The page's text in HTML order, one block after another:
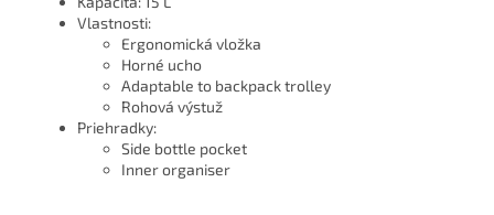
Vlastnosti:
Ergonomická vložka
Horné ucho
Adaptable to backpack trolley
Rohová výstuž
Priehradky:
Side bottle pocket
Inner organiser